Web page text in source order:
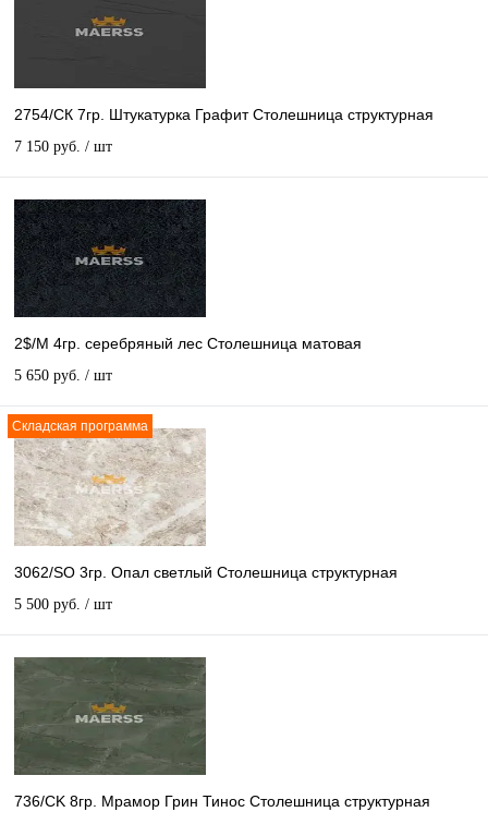
2754/СК 7гр. Штукатурка Графит Столешница структурная
7 150 руб. / шт
2$/М 4гр. серебряный лес Столешница матовая
5 650 руб. / шт
Складская программа
3062/SO 3гр. Опал светлый Столешница структурная
5 500 руб. / шт
736/CK 8гр. Мрамор Грин Тинос Столешница структурная